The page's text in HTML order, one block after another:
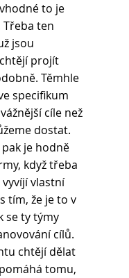
to je
ten
jsou
projít
Těmhle
specifikum
cíle než
dostat.
je hodně
když třeba
vlastní
tím, že je to v
se ty týmy
cílů.
chtějí dělat
tomu,